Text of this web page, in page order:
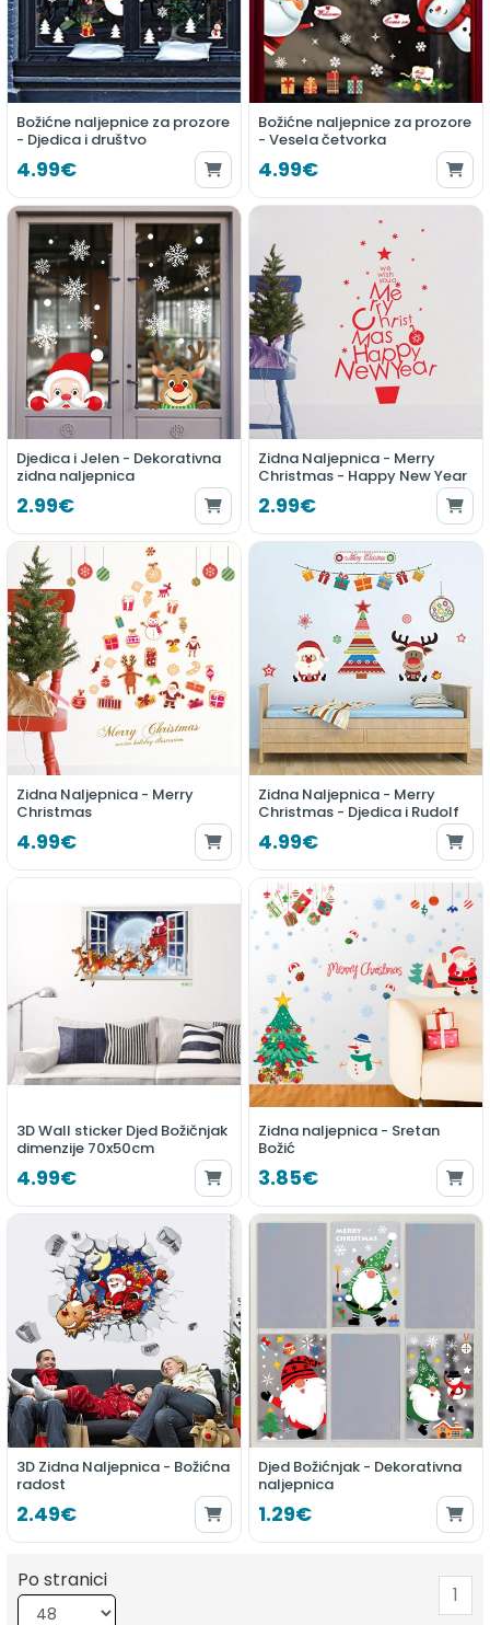
Božićne naljepnice za prozore
- Djedica i društvo
4.99€
Božićne naljepnice za prozore
- Vesela četvorka
4.99€
Djedica i Jelen - Dekorativna
zidna naljepnica
2.99€
Zidna Naljepnica - Merry
Christmas - Happy New Year
2.99€
Zidna Naljepnica - Merry
Christmas
4.99€
Zidna Naljepnica - Merry
Christmas - Djedica i Rudolf
4.99€
3D Wall sticker Djed Božičnjak
dimenzije 70x50cm
4.99€
Zidna naljepnica - Sretan
Božić
3.85€
3D Zidna Naljepnica - Božićna
radost
2.49€
Djed Božićnjak - Dekorativna
naljepnica
1.29€
Po stranici
1